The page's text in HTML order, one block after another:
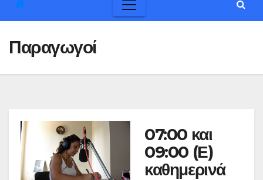
Παραγωγοί
07:00 και
09:00 (Ε)
καθημερινά